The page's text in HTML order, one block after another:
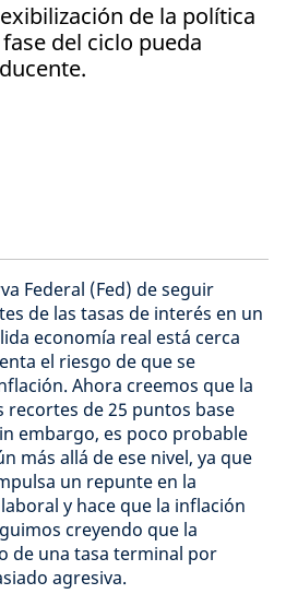
de la política
del ciclo pueda
Federal (Fed) de seguir
de las tasas de interés en un
economía real está cerca
el riesgo de que se
Ahora creemos que la
recortes de 25 puntos base
embargo, es poco probable
más allá de ese nivel, ya que
un repunte en la
y hace que la inflación
creyendo que la
de una tasa terminal por
agresiva.